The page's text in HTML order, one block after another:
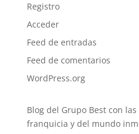
Registro
Acceder
Feed de entradas
Feed de comentarios
WordPress.org
Blog del Grupo Best con
franquicia y del mundo